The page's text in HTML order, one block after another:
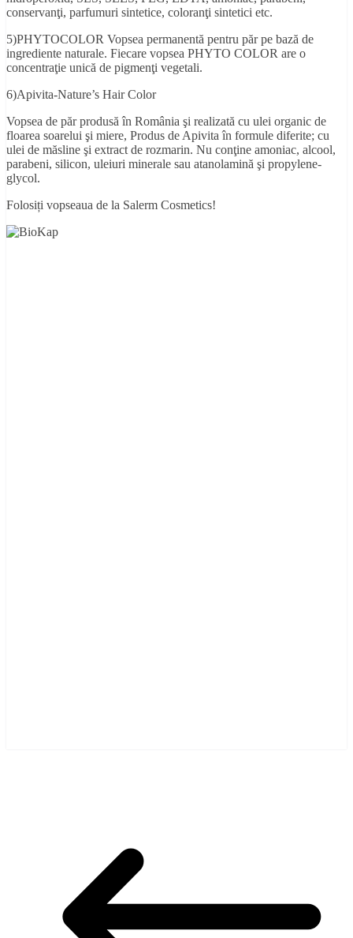
conservanţi, parfumuri sintetice, coloranţi sintetici etc.
5)PHYTOCOLOR Vopsea permanentă pentru păr pe bază de
ingrediente naturale. Fiecare vopsea PHYTO COLOR are o
concentraţie unică de pigmenţi vegetali.
6)Apivita-Nature’s Hair Color
Vopsea de păr produsă în România şi realizată cu ulei organic de
floarea soarelui şi miere, Produs de Apivita în formule diferite; cu
ulei de măsline şi extract de rozmarin. Nu conţine amoniac, alcool,
parabeni, silicon, uleiuri minerale sau atanolamină şi propylene-
glycol.
Folosiți vopseaua de la Salerm Cosmetics!